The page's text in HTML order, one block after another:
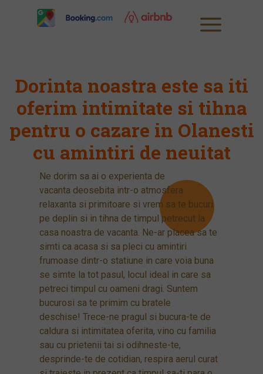
Dorinta noastra este sa iti
oferim intimitate si tihna
pentru o cazare in Olanesti
cu amintiri de neuitat
Ne dorim sa ai o experienta de
vacanta deosebita intr-o atmosfera
relaxanta si primitoare si vrem sa te bucuri
pe deplin si in tihna de timpul petrecut la
casa noastra de vacanta. Ne-ar placea sa te
simti ca acasa si sa pleci cu amintiri
frumoase dintr-o statiune in care voia buna
se simte la tot pasul, locul ideal in care sa
petreci timpul cu oameni dragi. Suntem
bucurosi sa te primim cu bratele
deschise! Trece-ne pragul si bucura-te de
caldura si intimitatea oferita, vino cu familia
sau cu prietenii tai si odihneste-te,
desprinde-te de cotidian, respira aerul curat